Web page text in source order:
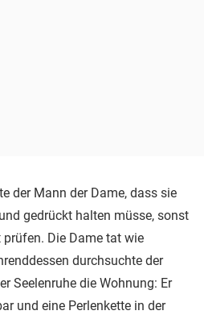
der Mann der Dame, dass sie
gedrückt halten müsse, sonst
Die Dame tat wie
durchsuchte der
Seelenruhe die Wohnung: Er
und eine Perlenkette in der